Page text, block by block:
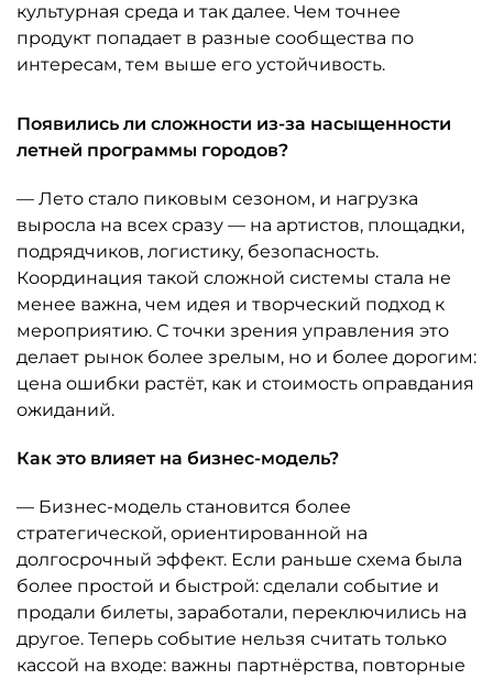
культурная среда и так далее. Чем точнее
продукт попадает в разные сообщества по
интересам, тем выше его устойчивость.
Появились ли сложности из-за насыщенности
летней программы городов?
— Лето стало пиковым сезоном, и нагрузка
выросла на всех сразу — на артистов, площадки,
подрядчиков, логистику, безопасность.
Координация такой сложной системы стала не
менее важна, чем идея и творческий подход к
мероприятию. С точки зрения управления это
делает рынок более зрелым, но и более дорогим:
цена ошибки растёт, как и стоимость оправдания
ожиданий.
Как это влияет на бизнес-модель?
— Бизнес-модель становится более
стратегической, ориентированной на
долгосрочный эффект. Если раньше схема была
более простой и быстрой: сделали событие и
продали билеты, заработали, переключились на
другое. Теперь событие нельзя считать только
кассой на входе: важны партнёрства, повторные